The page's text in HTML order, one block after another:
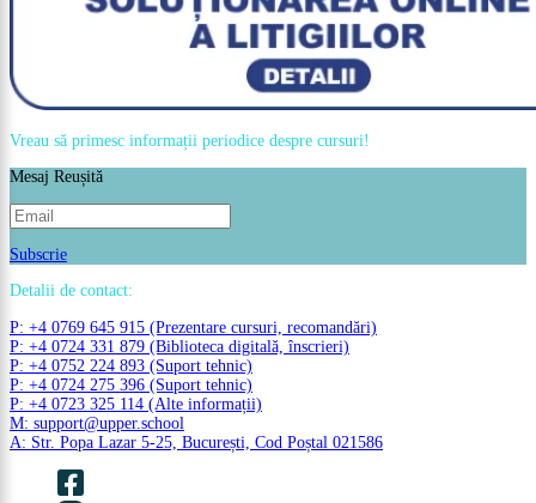
Vreau să primesc informații periodice despre cursuri!
Mesaj Reușită
Subscrie
Detalii de contact:
P: +4 0769 645 915 (Prezentare cursuri, recomandări)
P: +4 0724 331 879 (Biblioteca digitală, înscrieri)
P: +4 0752 224 893 (Suport tehnic)
P: +4 0724 275 396 (Suport tehnic)
P: +4 0723 325 114 (Alte informații)
M: support@upper.school
A: Str. Popa Lazar 5-25, București, Cod Poștal 021586